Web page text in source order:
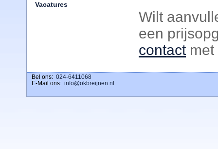
Vacatures
Wilt
een
contactmet
download ig stories
Bel ons: 024-6411068
E-Mail ons: info@okbreijnen.nl